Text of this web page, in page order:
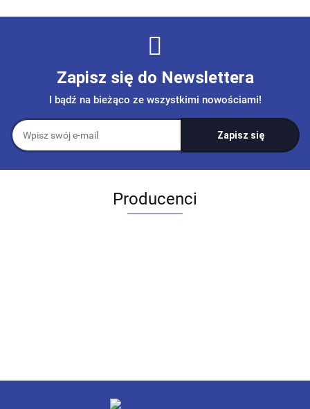
Zapisz się do Newslettera
I bądź na bieżąco ze wszystkimi nowościami!
Producenci